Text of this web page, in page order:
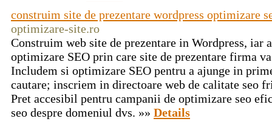
construim site de prezentare wordpress optimizare
optimizare-site.ro
Construim web site de prezentare in Wordpress, iar
optimizare SEO prin care site de prezentare firma
Includem si optimizare SEO pentru a ajunge in
cautare; inscriem in directoare web de calitate seo
Pret accesibil pentru campanii de optimizare seo
seo despre domeniul dvs. »» Details